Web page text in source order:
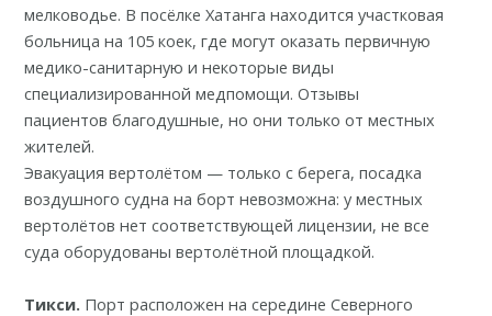
мелководье. В посёлке Хатанга находится участковая
больница на 105 коек, где могут оказать первичную
медико-санитарную и некоторые виды
специализированной медпомощи.Отзывы
пациентов благодушные, но они только от местных
жителей.
Эвакуация вертолётом — только с берега, посадка
воздушного судна на борт невозможна: у местных
вертолётов нет соответствующей лицензии, не все
суда оборудованы вертолётной площадкой.
Тикси. Портрасположен на середине Северного